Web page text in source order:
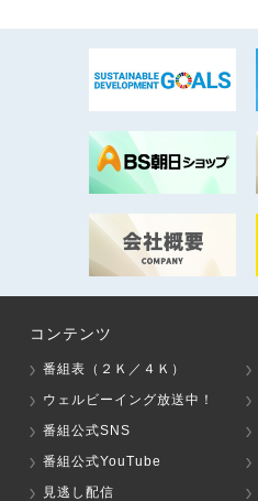
コンテンツ
番組表（２Ｋ／４Ｋ）
ウェルビーイング放送中！
番組公式SNS
番組公式YouTube
見逃し配信